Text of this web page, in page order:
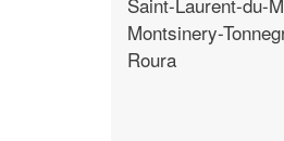
Montsinery-
Roura